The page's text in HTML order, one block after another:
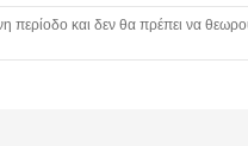
περίοδο και δεν θα πρέπει να